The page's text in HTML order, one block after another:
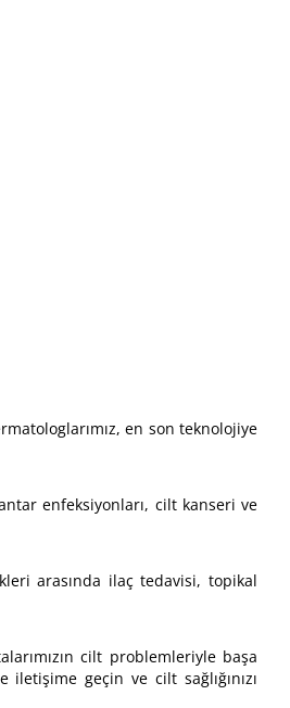
en son teknolojiye
enfeksiyonları, cilt kanseri ve
arasında ilaç tedavisi, topikal
cilt problemleriyle başa
geçin ve cilt sağlığınızı